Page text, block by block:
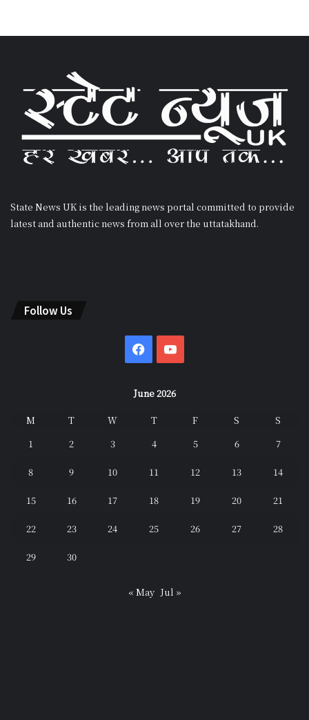
State News UK is the leading news portal committed to provide
latest and authentic news from all over the uttatakhand.
Follow Us
Facebook
June 2026
M T W T F S
S
1
2 3 4 5 6 7
8 9 10 11 12 13 14
15 16 17 18 19 20 21
22 23 24 25 26 27 28
29 30
« May Jul »